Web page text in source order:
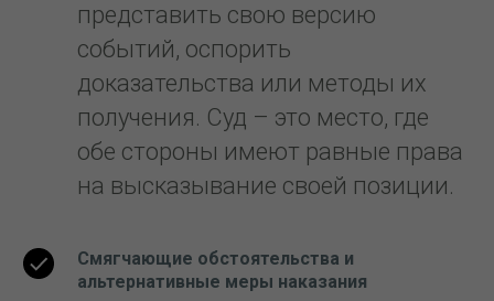
представить свою версию
событий, оспорить
доказательства или методы их
получения. Суд – это место, где
обе стороны имеют равные права
на высказывание своей позиции.
Смягчающие обстоятельства и
альтернативные меры наказания